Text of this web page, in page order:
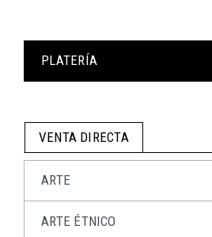
PLATERÍA
VENTA DIRECTA
ARTE
ARTE ÉTNICO